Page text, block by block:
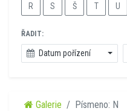
R S Š T U
ŘADIT:
Datum pořízení
Galerie Písmeno: N